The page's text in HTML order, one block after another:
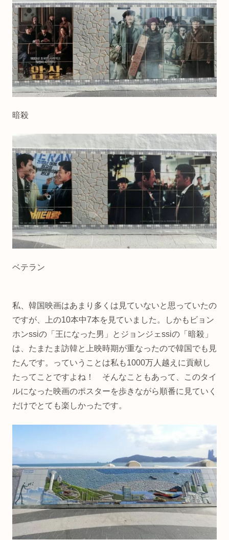
暗殺
ベテラン
私、韓国映画はあまり多くは見ていないと思っていたの
ですが、上の10本中7本を見ていました。しかもビョン
ホンssiの「王になった男」とジョンジェssiの「暗殺」
は、たまたま訪韓と上映時期が重なったので韓国でも見
たんです。っていうことは私も1000万人越えに貢献し
たってことですよね！ そんなこともあって、このタイ
ルになった映画のポスターを歩きながら順番に見ていく
だけでとても楽しかったです。